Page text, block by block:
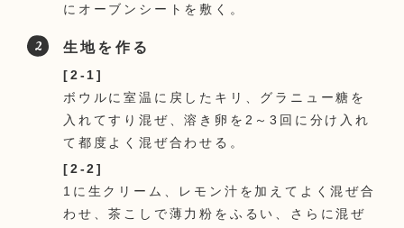
にオーブンシートを敷く。
生地を作る
[2-1]
ボウルに室温に戻したキリ、グラニュー糖を
入れてすり混ぜ、溶き卵を2～3回に分け入れ
て都度よく混ぜ合わせる。
[2-2]
1に生クリーム、レモン汁を加えてよく混ぜ合
わせ、茶こしで薄力粉をふるい、さらに混ぜ